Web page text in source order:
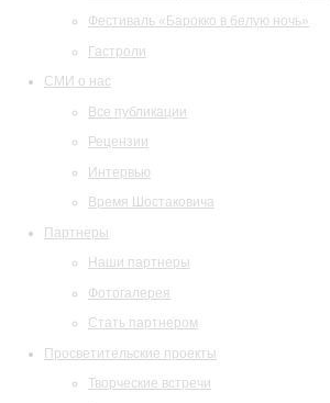
Фестиваль «Барокко в белую ночь»
Гастроли
СМИ о нас
Все публикации
Рецензии
Интервью
Время Шостаковича
Партнеры
Наши партнеры
Фотогалерея
Стать партнером
Просветительские проекты
Творческие встречи